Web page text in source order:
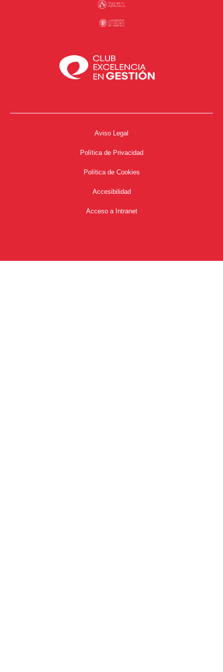
Aviso Legal
Política de Privacidad
Política de Cookies
Accesibilidad
Acceso a Intranet